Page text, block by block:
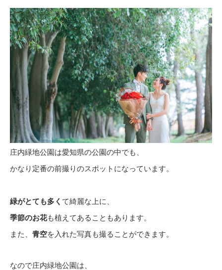
庄内緑地公園は愛知県の公園の中でも、
かなり定番の前撮りのスポットになっています。
緑がとても多く て綺麗な上に、
季節のお花も植えてあることもあります。
また、 青空を入れた写真も撮ることができます。
なので庄内緑地公園は、